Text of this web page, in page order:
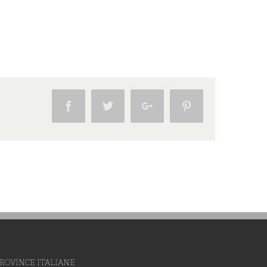
Facebook Twitter Google+
ITALIANE